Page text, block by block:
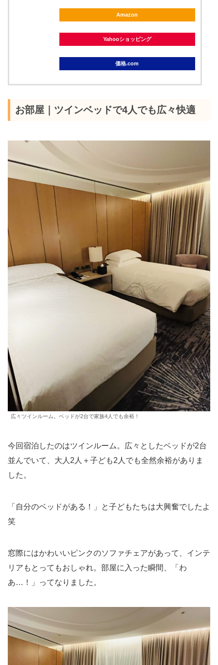
Amazon
Yahooショッピング
価格.com
お部屋｜ツインベッドで4人でも広々快適
広々ツインルーム。ベッドが2台で家族4人でも余裕！
今回宿泊したのはツインルーム。広々としたベッドが2台
並んでいて、大人2人＋子ども2人でも全然余裕がありま
した。
「自分のベッドがある！」と子どもたちは大興奮でしたよ
笑
窓際にはかわいいピンクのソファチェアがあって、インテ
リアもとってもおしゃれ。部屋に入った瞬間、「わ
あ…！」ってなりました。